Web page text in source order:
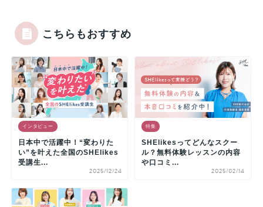
こちらもおすすめ
インタビュー
日本中で活躍中！“変わりた
い”を叶えた全国のSHElikes
受講生...
2025/12/24
特集
SHElikesってどんなスクー
ル？無料体験レッスンの内容
や口コミ...
2025/02/14